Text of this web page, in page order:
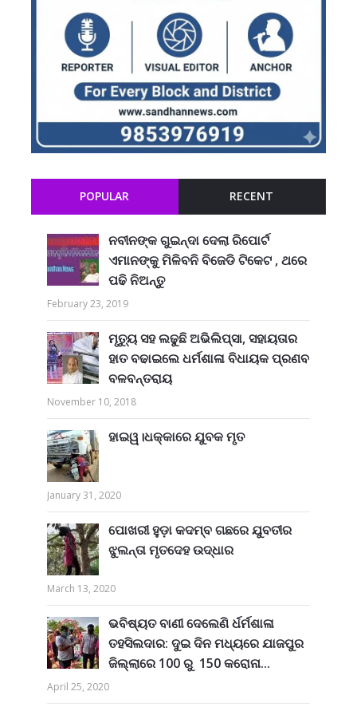
POPULAR RECENT
ନବୀନଙ୍କ ଗୁଇନ୍ଦା ଦେଲା ରିପୋର୍ଟ
ଏମାନଙ୍କୁ ମିଳିବନି ବିଜେଡି ଟିକେଟ , ଥରେ
ପଢି ନିଅନ୍ତୁ
February 23, 2019
ମୃତ୍ୟୁ ସହ ଲଢୁଛି ଅଭିଲିପ୍ସା, ସହାୟତାର
ହାତ ବଢାଇଲେ ଧର୍ମଶାଳା ବିଧାୟକ ପ୍ରଣବ
ବଳବନ୍ତରାୟ
November 10, 2018
ହାଇୱ।ଧକ୍କାରେ ଯୁବକ ମୃତ
January 31, 2020
ପୋଖରୀ ହୁଡ଼ା କଦମ୍ବ ଗଛରେ ଯୁବତୀର
ଝୁଲନ୍ତା ମୃତଦେହ ଉଦ୍ଧାର
March 13, 2020
ଭବିଷ୍ୟତ ବାଣୀ ଦେଲେଣି ର୍ଧର୍ମଶାଳା
ତହସିଲଦାର: ଦୁଇ ଦିନ ମଧ୍ୟରେ ଯାଜପୁର
ଜିଲ୍ଲାରେ 100 ରୁ 150 କରୋନା...
April 25, 2020